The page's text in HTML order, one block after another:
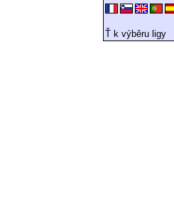
Ť k výběru ligy